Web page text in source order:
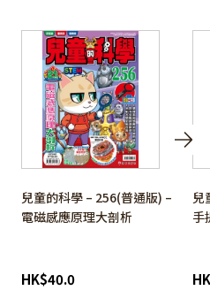
兒童的科學 – 256(普通版) –
電磁感應原理大剖析
HK$40.0
兒
手
HK